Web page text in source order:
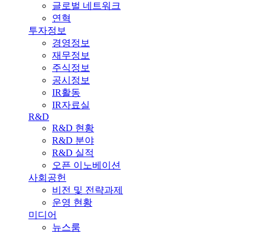
글로벌 네트워크
연혁
투자정보
경영정보
재무정보
주식정보
공시정보
IR활동
IR자료실
R&D
R&D 현황
R&D 분야
R&D 실적
오픈 이노베이션
사회공헌
비전 및 전략과제
운영 현황
미디어
뉴스룸